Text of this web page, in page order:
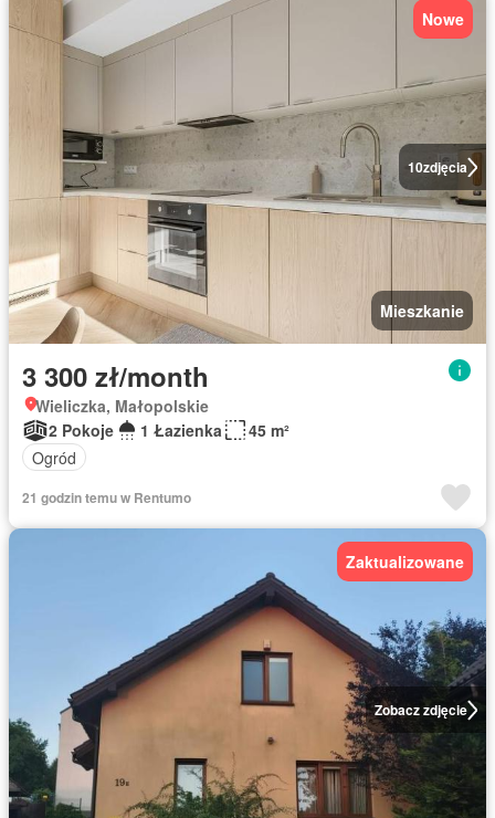
10zdjęcia
Nowe
Mieszkanie
3 300 zł/month
Wieliczka, Małopolskie
2 Pokoje
1 Łazienka
45 m²
Ogród
21 godzin temu w Rentumo
Zobacz zdjęcie
Zaktualizowane